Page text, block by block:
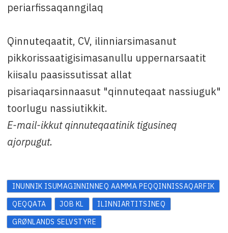
periarfissaqanngilaq
Qinnuteqaatit, CV, ilinniarsimasanut
pikkorissaatigisimasanullu uppernarsaatit
kiisalu paasissutissat allat
pisariaqarsinnaasut "qinnuteqaat nassiuguk"
toorlugu nassiutikkit.
E-mail-ikkut qinnuteqaatinik tigusineq
ajorpugut.
INUNNIK ISUMAGINNINNEQ AAMMA PEQQINNISSAQARFIK
QEQQATA
JOB KL
ILINNIARTITSINEQ
GRØNLANDS SELVSTYRE